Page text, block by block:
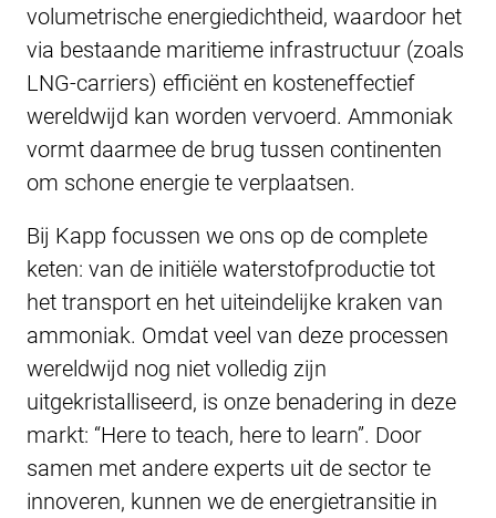
volumetrische energiedichtheid, waardoor het
via bestaande maritieme infrastructuur (zoals
LNG-carriers) efficiënt en kosteneffectief
wereldwijd kan worden vervoerd. Ammoniak
vormt daarmee de brug tussen continenten
om schone energie te verplaatsen.
Bij Kapp focussen we ons op de complete
keten: van de initiële waterstofproductie tot
het transport en het uiteindelijke kraken van
ammoniak. Omdat veel van deze processen
wereldwijd nog niet volledig zijn
uitgekristalliseerd, is onze benadering in deze
markt: “Here to teach, here to learn”. Door
samen met andere experts uit de sector te
innoveren, kunnen we de energietransitie in